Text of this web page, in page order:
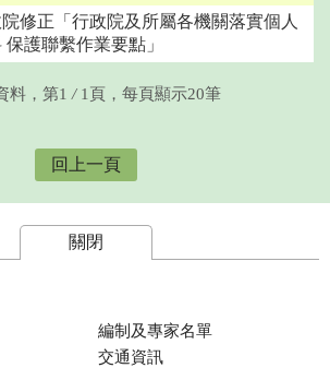
修正「行政院及所屬各機關落實個人
保護聯繫作業要點」
料，第1 / 1頁，每頁顯示20筆
回上一頁
關閉
編制及專家名單
交通資訊